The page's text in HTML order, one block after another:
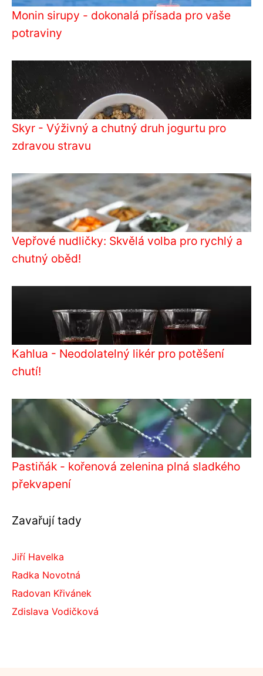
Monin sirupy - dokonalá přísada pro vaše
potraviny
Skyr - Výživný a chutný druh jogurtu pro
zdravou stravu
Vepřové nudličky: Skvělá volba pro rychlý a
chutný oběd!
Kahlua - Neodolatelný likér pro potěšení
chutí!
Pastiňák - kořenová zelenina plná sladkého
překvapení
Zavařují tady
Jiří Havelka
Radka Novotná
Radovan Křivánek
Zdislava Vodičková